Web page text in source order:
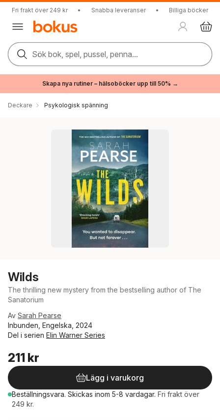
Fri frakt över 249 kr • Snabba leveranser • Billiga böcker
Sök bok, spel, pussel, penna...
Skapa nya rutiner – hälsoböcker upp till 50% →
Deckare Psykologisk spänning
Wilds
The thrilling new mystery from the bestselling author of The
Sanatorium
Av Sarah Pearse
Inbunden, Engelska, 2024
Del i serien Elin Warner Series
211 kr
Lägg i varukorg
Beställningsvara. Skickas inom 5-8 vardagar. Fri frakt över
249 kr.